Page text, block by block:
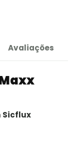
Avaliações
Sicflux